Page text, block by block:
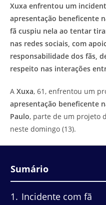
post:
Xuxa enfrentou um
apresentação beneficente
fã cuspiu nela ao tentar
nas redes sociais, com
responsabilidade dos fãs,
respeito nas interações
A Xuxa, 61, enfrentou um
apresentação beneficente
Paulo, parte de um projeto
neste domingo (13).
Sumário
1
Incidente com fã